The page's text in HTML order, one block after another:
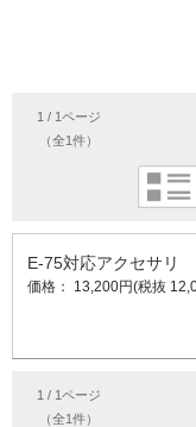
1 / 1ページ
（全1件）
E-75対応アクセサリ
価格： 13,200円(税抜
1 / 1ページ
（全1件）